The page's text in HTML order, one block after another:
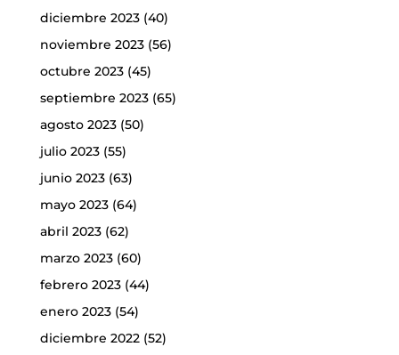
diciembre 2023(40)
noviembre 2023(56)
octubre 2023(45)
septiembre 2023(65)
agosto 2023(50)
julio 2023(55)
junio 2023(63)
mayo 2023(64)
abril 2023(62)
marzo 2023(60)
febrero 2023(44)
enero 2023(54)
diciembre 2022(52)